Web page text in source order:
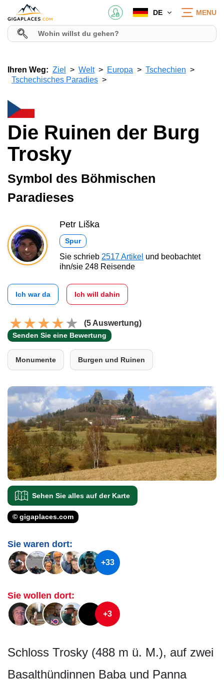
DE MENU
Ihren Weg: Ziel Welt Europa
Tschechien
Tschechisches Paradies
Die Ruinen der Burg
Trosky
Symbol des Böhmischen
Paradieses
Petr Liška
Spur
Sie schrieb 2517 Artikel und beobachtet
ihn/sie 248 Reisende
Ich war da Ich will dahin
(5 Auswertung)
Senden Sie eine Bewertung
Monumente Burgen und Ruinen
Sehen Sie alles auf der Karte
© gigaplaces.com
Sie waren dort:
+33
Sie wollen dort:
+3
Schloss Trosky (488 m ü. M.), auf zwei
Basalthündinnen Baba und Panna